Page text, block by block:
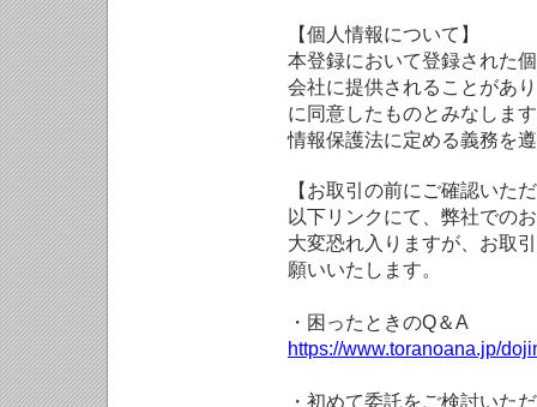
【個人情報について】
本登録において登録された
会社に提供されることがあ
に同意したものとみなしま
情報保護法に定める義務を
【お取引の前にご確認いた
以下リンクにて、弊社での
大変恐れ入りますが、お取
願いいたします。
・困ったときのQ＆A
https://www.toranoana.jp/
・初めて委託をご検討いた